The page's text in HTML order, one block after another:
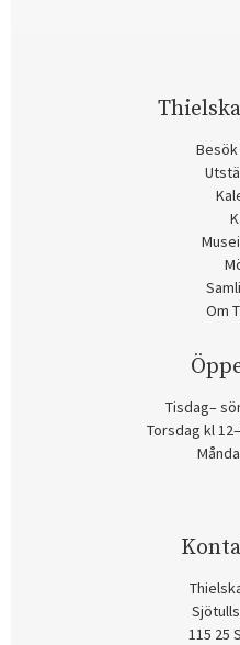
Besök
Om
Tisdag–
Torsdag kl
115 25